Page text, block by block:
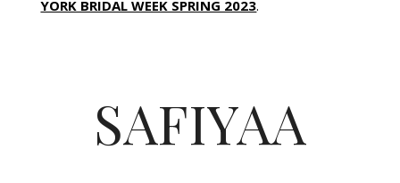
YORK BRIDAL WEEK SPRING 2023.
SAFIYAA